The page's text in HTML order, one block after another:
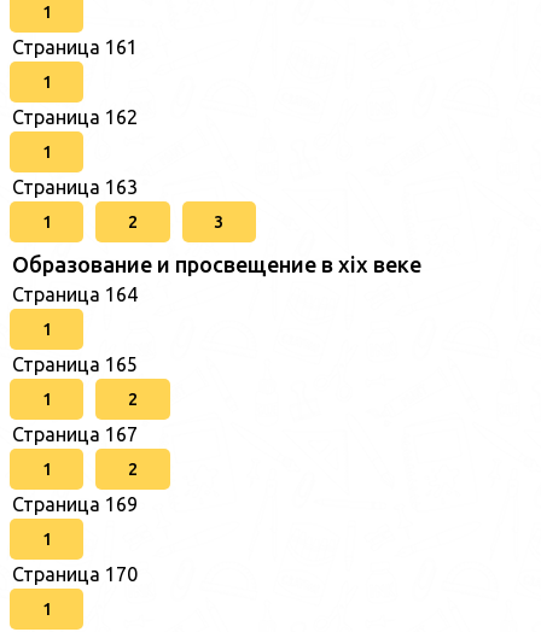
1
Страница 161
1
Страница 162
1
Страница 163
1 2 3
Образование и просвещение в xix веке
Страница 164
1
Страница 165
1 2
Страница 167
1 2
Страница 169
1
Страница 170
1